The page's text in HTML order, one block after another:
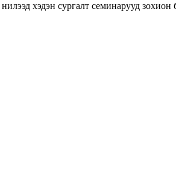
хэдэн сургалт семинарууд